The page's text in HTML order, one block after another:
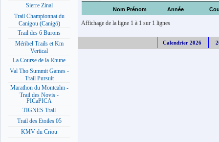
Sierre Zinal
Trail Championnat du
Canigou (Canigó)
Trail des 6 Burons
Méribel Trails et Km
Vertical
La Course de la Rhune
Val Tho Summit Games -
Trail Pursuit
Marathon du Montcalm -
Trail des Novis -
PICaPICA
TIGNES Trail
Trail des Etoiles 05
KMV du Criou
Nom Prénom Année
Affichage de la ligne 1 à 1 sur 1 lignes
Calendrier 2026